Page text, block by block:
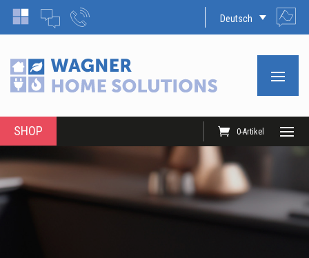
Deutsch
SHOP 0-Artikel